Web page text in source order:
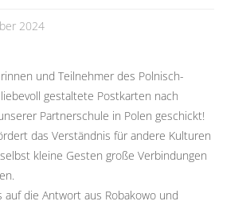
2024
und Teilnehmer des Polnisch-
gestaltete Postkarten nach
Partnerschule in Polen geschickt!
das Verständnis für andere Kulturen
kleine Gesten große Verbindungen
auf die Antwort aus Robakowo und